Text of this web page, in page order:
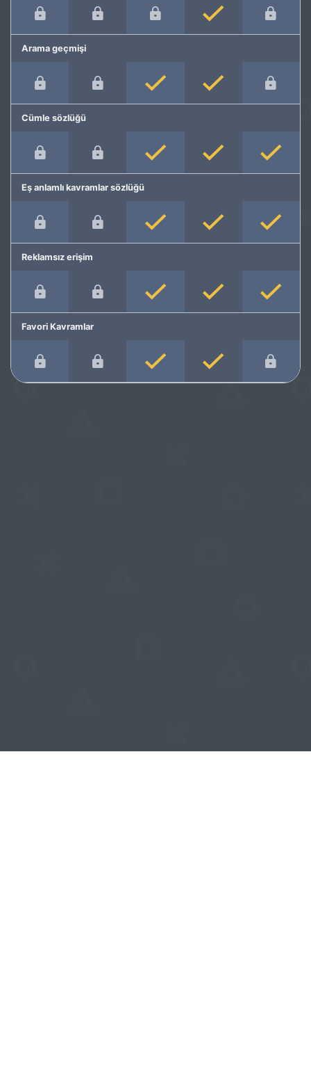
Arama geçmişi
Cümle sözlüğü
Eş anlamlı kavramlar sözlüğü
Reklamsız erişim
Favori Kavramlar